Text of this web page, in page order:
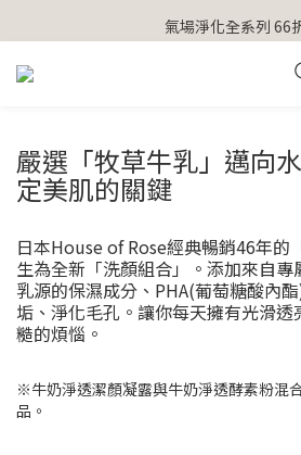
【官網獨家】首次消費 不限金額 即
氣場淨化全系列 66
【官網獨家】首次消費 不限金額 即
嚴選「牧草牛乳」邁向
定美肌的關鍵
日本House of Rose經典暢銷46年的
生為全新「洗顏組合」。添加來自
乳源的保濕成分、PHA(葡萄糖酸內
垢、淨化毛孔。讓你每天擁有光滑透
糙的煩惱。
※牛奶淨透潔顏凝露與牛奶淨透酵素粉混
品。